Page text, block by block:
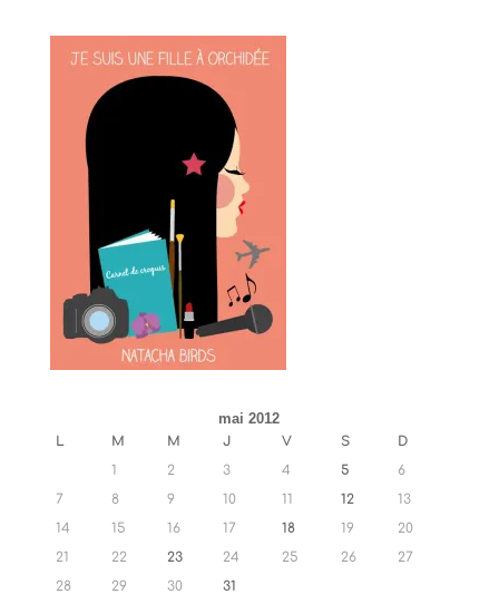
mai 2012
L M M J V S
D
1
2 3 4 5
6
7
8 9 10 11 12
13
14
15 16 17 18 19
20
21
22 23 24 25 26
27
28
29 30
31